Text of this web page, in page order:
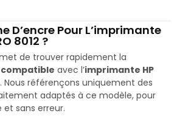
D’encre Pour L’imprimante
8012 ?
de trouver rapidement la
avec l’imprimante HP
. Nous référençons uniquement des
adaptés à ce modèle, pour
sans erreur.